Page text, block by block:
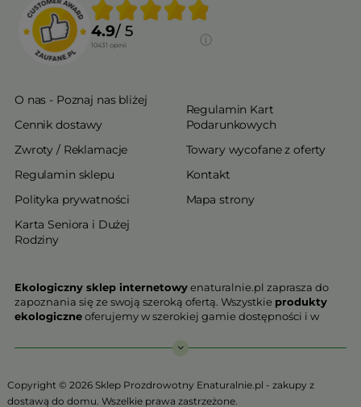
4.9/ 5
10431 opinii
O nas - Poznaj nas bliżej
Cennik dostawy
Zwroty / Reklamacje
Regulamin sklepu
Polityka prywatności
Karta Seniora i Dużej
Rodziny
Regulamin Kart
Podarunkowych
Towary wycofane z oferty
Kontakt
Mapa strony
Ekologiczny sklep internetowyenaturalnie.pl zaprasza do
zapoznania się ze swoją szeroką ofertą. Wszystkie produkty
ekologiczneoferujemy w szerokiej gamie dostępności i w
ekologiczne charakteryzują się najwyższą jakością.
Państwu prezentujemy stawia na jakość i bezpieczeństwo
odżywiania. Jeśli chcesz zadbać o swoją zdrową przyszłość już
Copyright © 2026 Sklep Prozdrowotny Enaturalnie.pl - zakupy z
dostawą do domu. Wszelkie prawa zastrzeżone.